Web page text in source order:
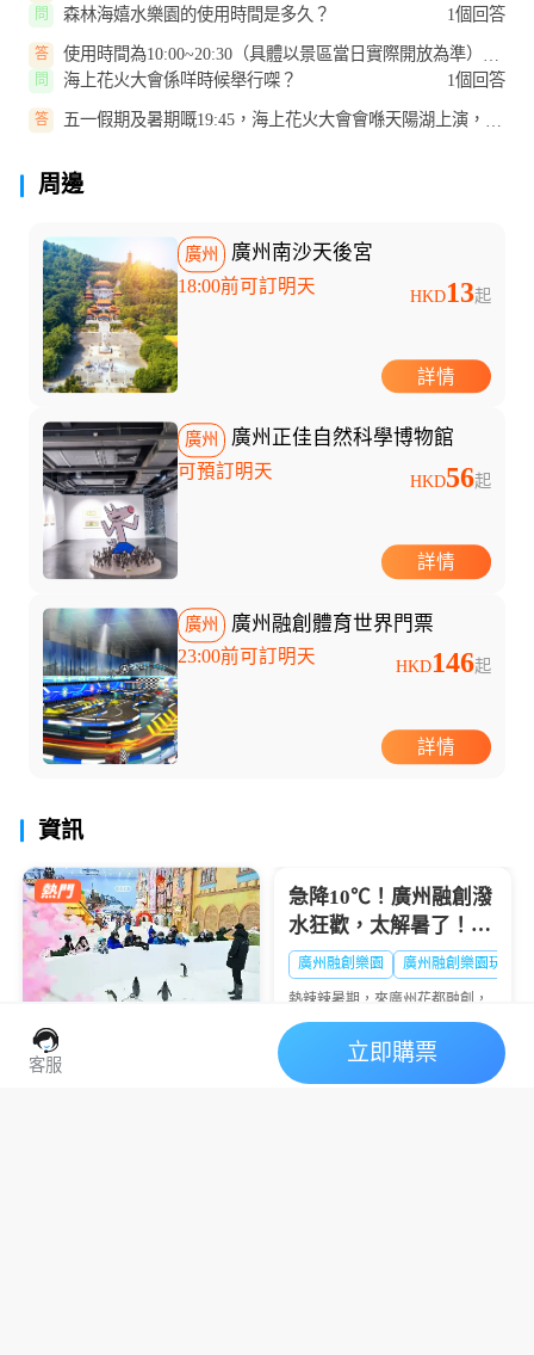
碗」、近90°垂直俯沖嘅「尖峰急...
問 森林海嬉水樂園的使用時間是多久？ 1個回答
答
使用時間為10:00~20:30（具體以景區當日實際開放為準），
門票為入園當日1次出入有效。
問 海上花火大會係咩時候舉行㗎？ 1個回答
答
五一假期及暑期嘅19:45，海上花火大會會喺天陽湖上演，煙
周邊
廣州 廣州南沙天後宮
18:00前可訂明天 HKD13起
詳情
廣州 廣州正佳自然科學博物館
可預訂明天 HKD56起
詳情
廣州 廣州融創體育世界門票
23:00前可訂明天 HKD146起
詳情
資訊
廣州熱雪奇跡2026暑期
假期，讓你的暑假不再千...
急降10℃！廣州融創潑
水狂歡，太解暑了！🔥
大暑熱到融化？
廣州融創樂園 廣州融創樂園玩水
熱辣辣暑期，來廣州花都融創，
西遊天團潑水降溫💦清涼設備暢
玩+沈浸好戲登場🎭夏日快樂，
一鍵打包👇
客服
立即購票